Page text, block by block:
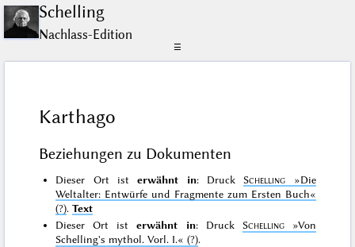
Schelling
Nachlass-Edition
☰
Karthago
Beziehungen zu Dokumenten
Dieser Ort isterwähnt in: Druck Schelling
»Die
Weltalter: Entwürfe und Fragmente zum Ersten Buch«
(?).Text
Dieser Ort isterwähnt in: Druck Schelling
»Von
Schelling's mythol. Vorl. I.« (?).